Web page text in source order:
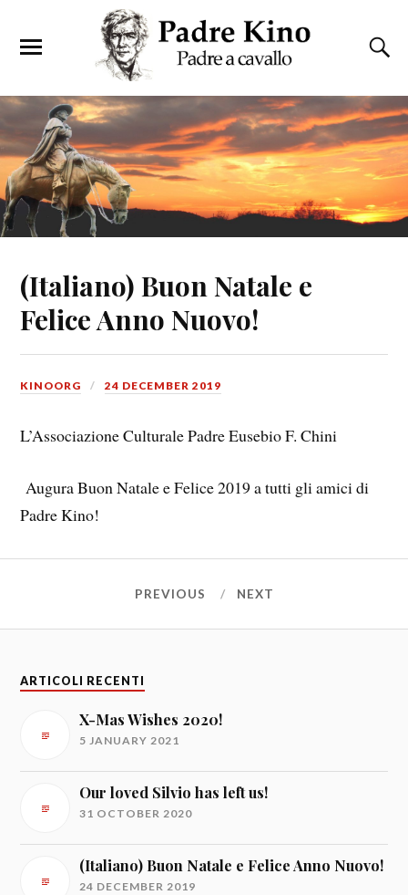
(Italiano) Buon Natale e
Felice Anno Nuovo!
KINOORG 24 DECEMBER 2019
L’Associazione Culturale Padre Eusebio F. Chini
Augura Buon Natale e Felice 2019 a tutti gli amici di
Padre Kino!
PREVIOUS NEXT
ARTICOLI RECENTI
X-Mas Wishes 2020!
5 JANUARY 2021
Our loved Silvio has left us!
31 OCTOBER 2020
(Italiano) Buon Natale e Felice Anno Nuovo!
24 DECEMBER 2019